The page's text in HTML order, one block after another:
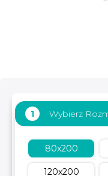
1 Wybierz
80x200
120x200